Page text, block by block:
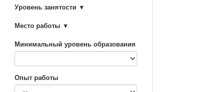
Уровень занятости
Место работы
Минимальный уровень образования
Опыт работы